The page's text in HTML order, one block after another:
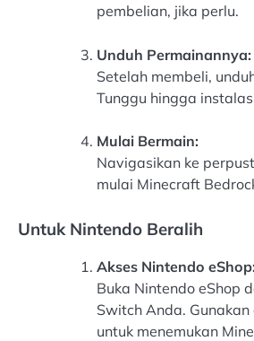
pembelian, jika perlu.
Unduh Permainannya:
Setelah membeli,
Tunggu hingga
Mulai Bermain:
Navigasikan ke
mulai Minecraft
Untuk Nintendo Beralih
Akses Nintendo
Buka Nintendo eShop
Switch Anda.
untuk menemukan